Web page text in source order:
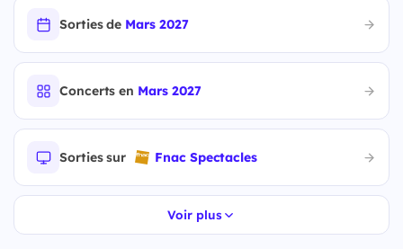
Sorties de Mars 2027
Concerts en Mars 2027
Sorties sur Fnac Spectacles
Voir plus